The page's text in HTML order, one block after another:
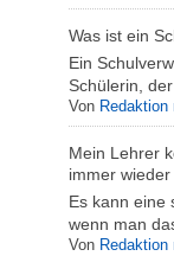
Was ist ein
Ein
Schülerin,
Von
Mein Lehrer
immer
Es kann eine
wenn man
Von